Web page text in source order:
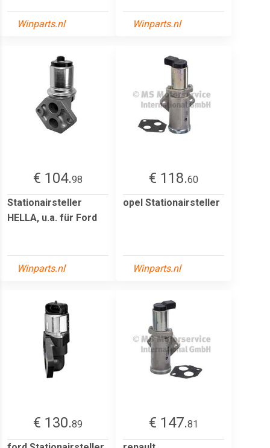
Winparts.nl Winparts.nl
€ 104.98
Stationairsteller
HELLA, u.a. für Ford
Winparts.nl
€ 118.60
opel Stationairsteller
Winparts.nl
€ 130.89
€ 147.81